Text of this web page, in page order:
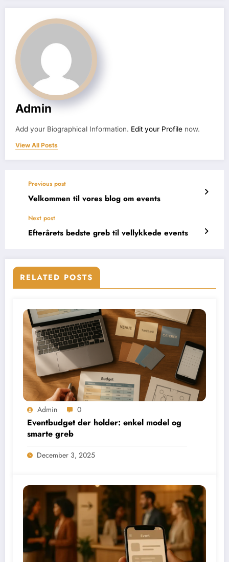
Admin
Add your Biographical Information. Edit your Profile now.
View All Posts
Previous post
Velkommen til vores blog om events
Next post
Efterårets bedste greb til vellykkede events
RELATED POSTS
Admin 0
Eventbudget der holder: enkel model og
smarte greb
December 3, 2025